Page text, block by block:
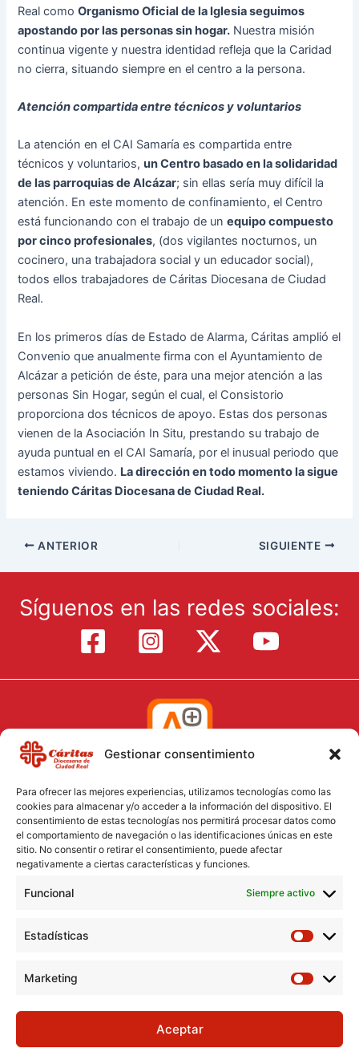
Gestionar consentimiento
Para ofrecer las mejores experiencias, utilizamos tecnologías como las
cookies para almacenar y/o acceder a la información del dispositivo. El
consentimiento de estas tecnologías nos permitirá procesar datos como
el comportamiento de navegación o las identificaciones únicas en este
sitio. No consentir o retirar el consentimiento, puede afectar
negativamente a ciertas características y funciones.
Funcional Siempre activo
Estadísticas
Marketing
Aceptar
Real comoOrganismo Oficial de la Iglesia seguimos
apostando por las personas sin hogar. Nuestra misión
continua vigente y nuestra identidad refleja que la Caridad
no cierra, situando siempre en el centro a la persona.
Atención compartida entre técnicos y voluntarios
La atención en el CAI Samaría es compartida entre
técnicos y voluntarios,un Centro basado en la solidaridad
de las parroquias de Alcázar; sin ellas sería muy difícil la
atención. En este momento de confinamiento, el Centro
está funcionando con el trabajo de unequipo compuesto
por cinco profesionales, (dos vigilantes nocturnos, un
cocinero, una trabajadora social y un educador social),
todos ellos trabajadores de Cáritas Diocesana de Ciudad
Real.
En los primeros días de Estado de Alarma, Cáritas amplió el
Convenio que anualmente firma con el Ayuntamiento de
Alcázar a petición de éste, para una mejor atención a las
personas Sin Hogar, según el cual, el Consistorio
proporciona dos técnicos de apoyo. Estas dos personas
vienen de la Asociación In Situ, prestando su trabajo de
ayuda puntual en el CAI Samaría, por el inusual periodo que
estamos viviendo. La dirección en todo momento la sigue
teniendo Cáritas Diocesana de Ciudad Real.
ANTERIOR SIGUIENTE
Síguenos en las redes sociales:
Aviso Legal
Política de Cookies